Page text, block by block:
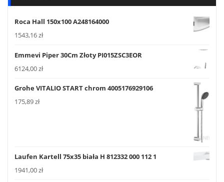
Roca Hall 150x100 A248164000
1543,16zł
Emmevi Piper 30Cm Złoty PI015ZSC3EOR
6124,00zł
Grohe VITALIO START chrom 4005176929106
175,89zł
Laufen Kartell 75x35 biała H 812332 000 112 1
1941,00zł